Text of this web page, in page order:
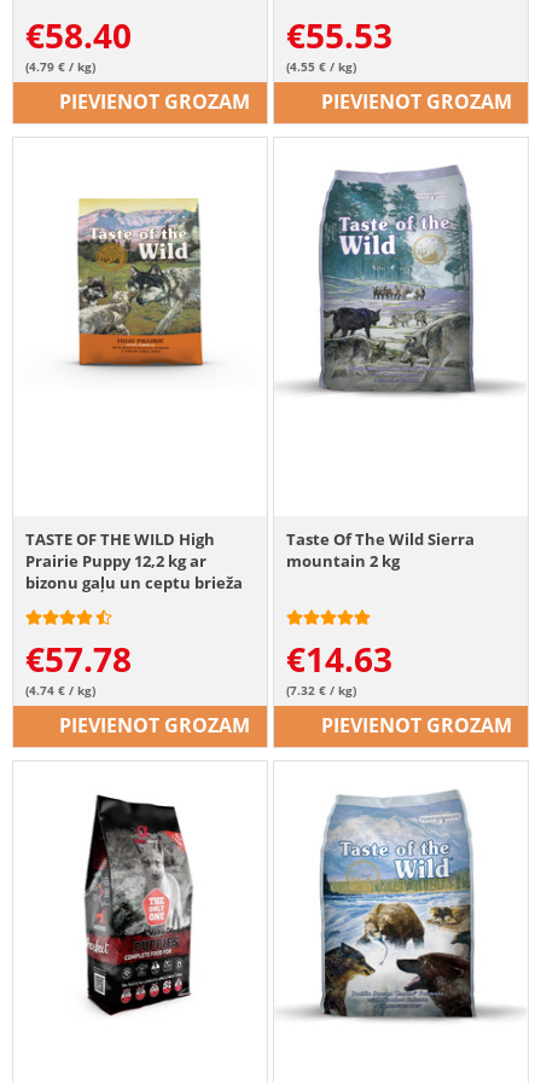
€58.40
(4.79 € / kg)
PIEVIENOT GROZAM
€55.53
(4.55 € / kg)
PIEVIENOT GROZAM
TASTE OF THE WILD High
Prairie Puppy 12,2 kg ar
bizonu gaļu un ceptu brieža
gaļu
€57.78
(4.74 € / kg)
PIEVIENOT GROZAM
Taste Of The Wild Sierra
mountain 2 kg
€14.63
(7.32 € / kg)
PIEVIENOT GROZAM